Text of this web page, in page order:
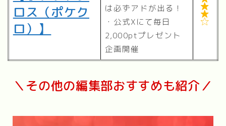
ロス（ポケク
ロ）】
は必ずアドが出る！
・公式Xにて毎日
2,000ptプレゼント
企画開催



＼その他の編集部おすすめも紹介／